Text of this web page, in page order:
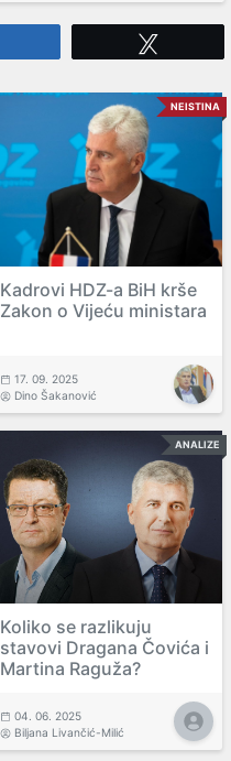
NEISTINA
Kadrovi HDZ-a BiH krše
Zakon o Vijeću ministara
17. 09. 2025
Dino Šakanović
ANALIZE
Koliko se razlikuju
stavovi Dragana Čovića i
Martina Raguža?
04. 06. 2025
Biljana Livančić-Milić